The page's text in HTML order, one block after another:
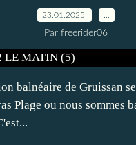
23.01.2025
Par freerider06
balnéaire de Gruissan
Plage ou nous sommes